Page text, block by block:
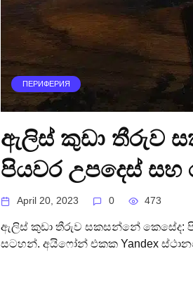
ПЕРИФЕРИЯ
ඇලිස් කුඩා තීරුව
පියවර උපදෙස්
April 20, 2023 0 473
ඇලිස් කුඩා තීරුව සකසන්නේ කෙසේද:
සටහන්. අයිෆෝන් එකක Yandex